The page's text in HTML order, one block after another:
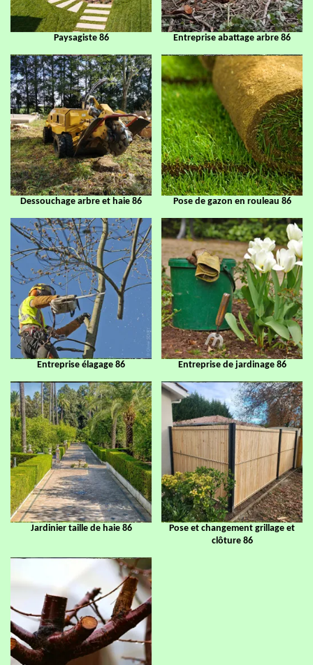
Paysagiste 86 Entreprise abattage arbre 86
Dessouchage arbre et haie 86 Pose de gazon en rouleau 86
Entreprise élagage 86 Entreprise de jardinage 86
Jardinier taille de haie 86
Pose et changement grillage et
clôture 86